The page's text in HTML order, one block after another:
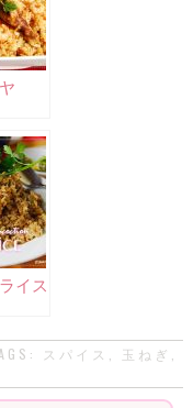
イス
スパイス 玉ねぎ